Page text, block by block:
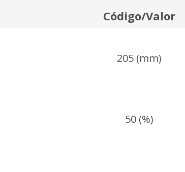
Código/Valor
205 (mm)
50 (%)